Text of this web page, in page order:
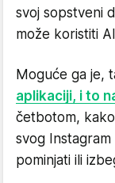
svoj sopstveni
može koristiti
Moguće ga je,
aplikaciji, i to
četbotom,
svog
pominjati ili